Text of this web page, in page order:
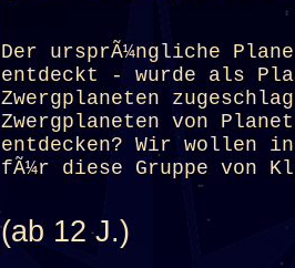
Der ursprÃ¼ngliche
entdeckt - wurde als
Zwergplaneten
Zwergplaneten von
entdecken? Wir wollen
fÃ¼r diese Gruppe von
(ab 12 J.)